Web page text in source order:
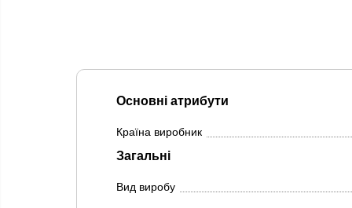
Основні атрибути
Країна виробник
Загальні
Вид виробу